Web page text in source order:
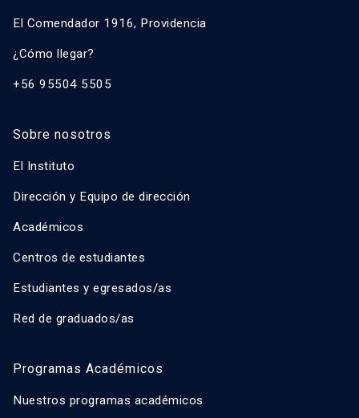
El Comendador 1916, Providencia
¿Cómo llegar?
+56 95504 5505
Sobre nosotros
El Instituto
Dirección y Equipo de dirección
Académicos
Centros de estudiantes
Estudiantes y egresados/as
Red de graduados/as
Programas Académicos
Nuestros programas académicos